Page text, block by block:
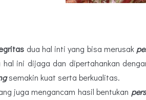
dua hal inti yang bisa merusak
hal ini dijaga dan dipertahankan
semakin kuat serta berkualitas.
juga mengancam hasil bentukan